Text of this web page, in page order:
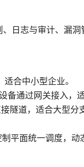
日志与审计、漏洞
合中小型企业。
通过网关接入，适
隧道，适合大型分
平面统一调度，动